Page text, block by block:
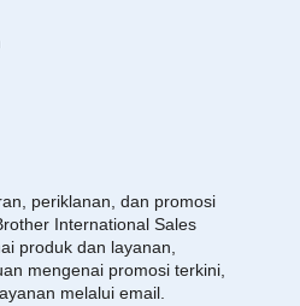
periklanan, dan promosi
International Sales
produk dan layanan,
mengenai promosi terkini,
melalui email.